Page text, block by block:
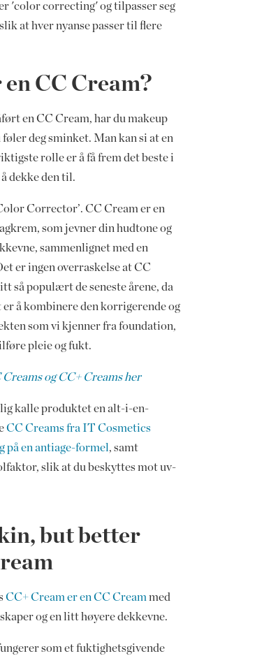
'color correcting' og tilpasser seg
at hver nyanse passer til flere
en CC Cream?
en CC Cream, har du makeup
føler deg sminket. Man kan si at en
rolle er å få frem det beste i
dekke den til.
Corrector’. CC Cream er en
som jevner din hudtone og
sammenlignet med en
er ingen overraskelse at CC
så populært de seneste årene, da
å kombinere den korrigerende og
som vi kjenner fra foundation,
pleie og fukt.
og CC+ Creams her
kalle produktet en alt-i-en-
CC Creams fra IT Cosmetics
på en antiage-formel , samt
slik at du beskyttes mot uv-
but better
CC+ Cream er en CC Cream med
og en litt høyere dekkevne.
som et fuktighetsgivende